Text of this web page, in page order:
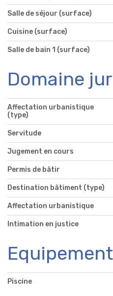
Salle de séjour (surface)
Cuisine (surface)
Salle de bain 1 (surface)
Domaine
Affectation urbanistique
(type)
Servitude
Jugement en cours
Permis de bâtir
Destination bâtiment (type)
Affectation urbanistique
Intimation en justice
Piscine